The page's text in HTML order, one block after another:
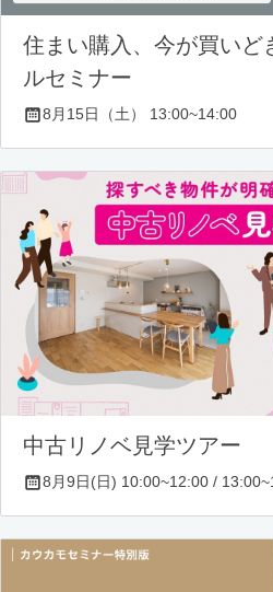
住まい購入、今が買いど
ルセミナー
8月15日（土） 13:00~14:00
中古リノベ見学ツアー
8月9日(日) 10:00~12:00 /